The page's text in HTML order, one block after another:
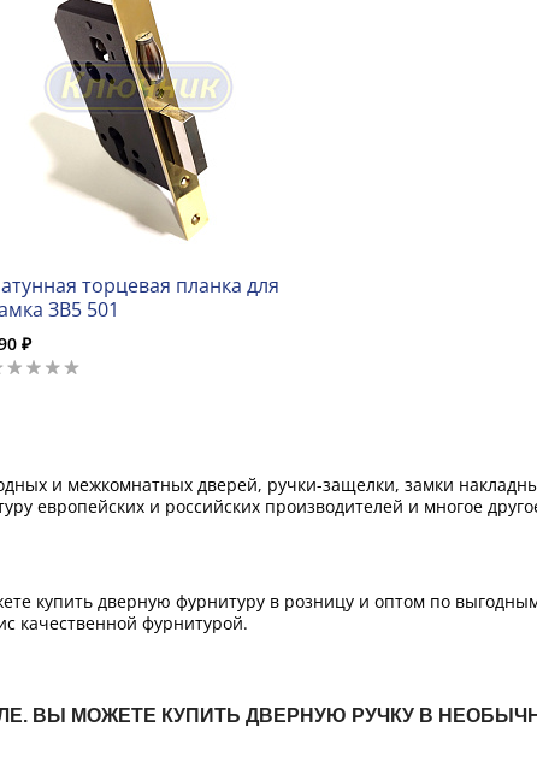
торцевая планка для
ЗВ5 501
₽
и межкомнатных дверей, ручки-защелки, замки
европейских и российских производителей и многое
купить дверную фурнитуру в розницу и оптом по
качественной фурнитурой.
ВЫ МОЖЕТЕ КУПИТЬ ДВЕРНУЮ РУЧКУ В